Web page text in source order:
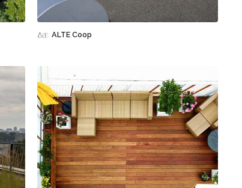
ALTE Coop